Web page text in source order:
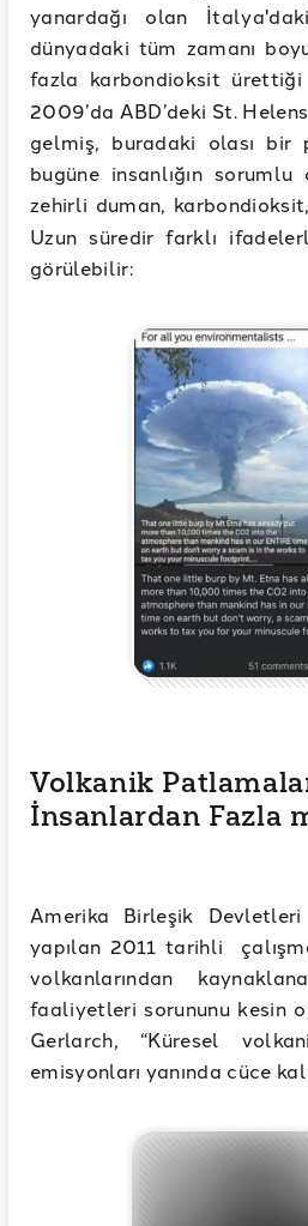
yanardağı olan İtalya'daki
dünyadaki tüm zamanı
fazla karbondioksit
2009’da ABD’deki St.
gelmiş, buradaki olası bir
bugüne insanlığın
zehirli duman,
Uzun süredir farklı
görülebilir:
Volkanik
İnsanlardan Fazla
Amerika Birleşik Devletleri
yapılan 2011 tarihli
volkanlarından
faaliyetleri sorununu kesin
Gerlarch, “Küresel
emisyonları yanında cüce